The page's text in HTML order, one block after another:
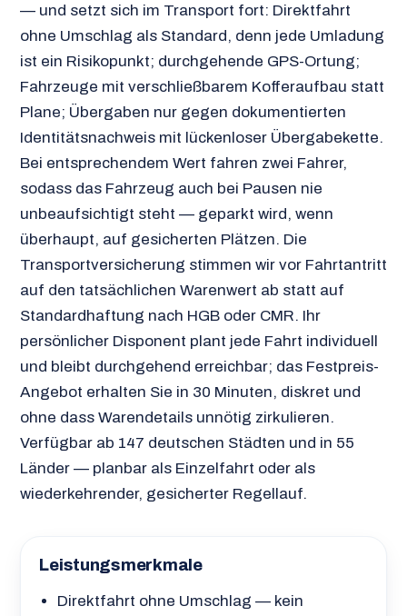
— und setzt sich im Transport fort: Direktfahrt
ohne Umschlag als Standard, denn jede Umladung
ist ein Risikopunkt; durchgehende GPS-Ortung;
Fahrzeuge mit verschließbarem Kofferaufbau statt
Plane; Übergaben nur gegen dokumentierten
Identitätsnachweis mit lückenloser Übergabekette.
Bei entsprechendem Wert fahren zwei Fahrer,
sodass das Fahrzeug auch bei Pausen nie
unbeaufsichtigt steht — geparkt wird, wenn
überhaupt, auf gesicherten Plätzen. Die
Transportversicherung stimmen wir vor Fahrtantritt
auf den tatsächlichen Warenwert ab statt auf
Standardhaftung nach HGB oder CMR. Ihr
persönlicher Disponent plant jede Fahrt individuell
und bleibt durchgehend erreichbar; das Festpreis-
Angebot erhalten Sie in 30 Minuten, diskret und
ohne dass Warendetails unnötig zirkulieren.
Verfügbar ab 147 deutschen Städten und in 55
Länder — planbar als Einzelfahrt oder als
wiederkehrender, gesicherter Regellauf.
Leistungsmerkmale
Direktfahrt ohne Umschlag — kein